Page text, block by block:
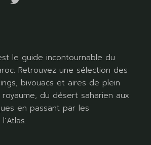
le guide incontournable du
Retrouvez une sélection des
bivouacs et aires de plein
du désert saharien aux
en passant par les